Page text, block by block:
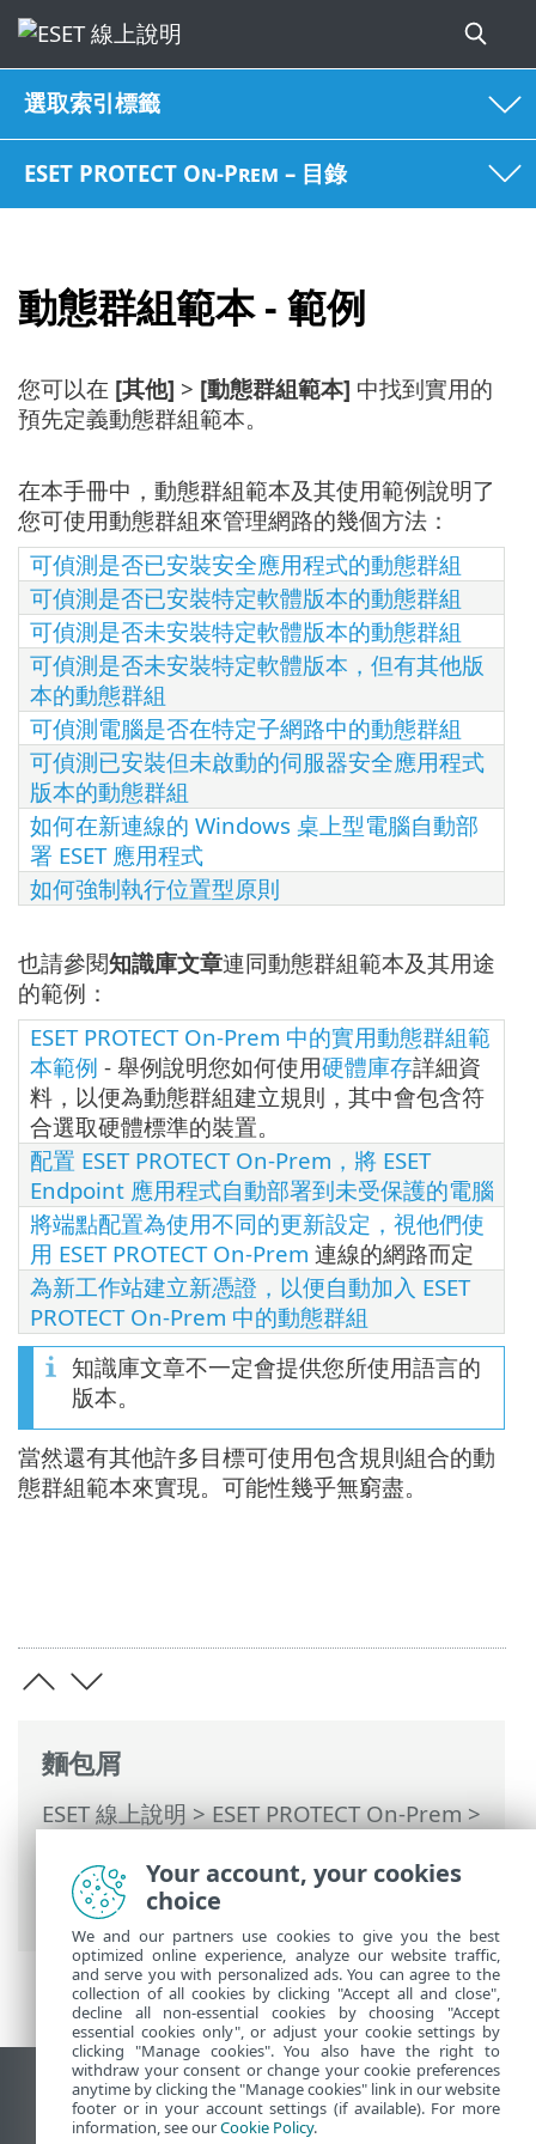
選取索引標籤
ESET PROTECT On-Prem – 目錄
動態群組範本 - 範例
麵包屑
ESET 線上說明>ESET PROTECT On-Prem>
PROTECT On-Prem 主功能表> 其他 >動態
群組範本
> 動態群組範本 - 範例
您可以在 [其他] > [動態群組範本] 中找到實用的
預先定義動態群組範本。
在本手冊中，動態群組範本及其使用範例說明了
您可使用動態群組來管理網路的幾個方法：
可偵測是否已安裝安全應用程式的動態群組
可偵測是否已安裝特定軟體版本的動態群組
可偵測是否未安裝特定軟體版本的動態群組
可偵測是否未安裝特定軟體版本，但有其他版
本的動態群組
可偵測電腦是否在特定子網路中的動態群組
可偵測已安裝但未啟動的伺服器安全應用程式
版本的動態群組
如何在新連線的 Windows 桌上型電腦自動部
署 ESET 應用程式
如何強制執行位置型原則
也請參閱知識庫文章連同動態群組範本及其用途
的範例：
ESET PROTECT On-Prem 中的實用動態群組範
本範例 - 舉例說明您如何使用硬體庫存詳細資
料，以便為動態群組建立規則，其中會包含符
合選取硬體標準的裝置。
配置 ESET PROTECT On-Prem，將 ESET
Endpoint 應用程式自動部署到未受保護的電腦
將端點配置為使用不同的更新設定，視他們使
用 ESET PROTECT On-Prem 連線的網路而定
為新工作站建立新憑證，以便自動加入 ESET
PROTECT On-Prem 中的動態群組
知識庫文章不一定會提供您所使用語言的
版本。
當然還有其他許多目標可使用包含規則組合的動
態群組範本來實現。可能性幾乎無窮盡。
檢視桌面網站
End of Life
Your account, your cookies
choice
We and our partners use cookies to give you the best
optimized online experience, analyze our website traffic,
and serve you with personalized ads. You can agree to the
collection of all cookies by clicking "Accept all and close",
decline all non-essential cookies by choosing "Accept
essential cookies only", or adjust your cookie settings by
clicking "Manage cookies". You also have the right to
withdraw your consent or change your cookie preferences
anytime by clicking the "Manage cookies" link in our website
footer or in your account settings (if available). For more
information, see ourCookie Policy.